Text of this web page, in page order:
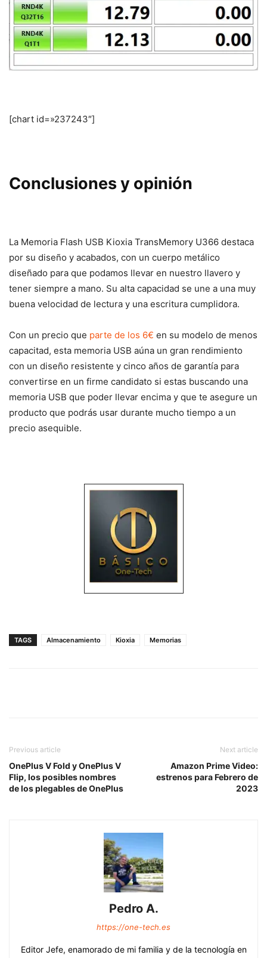
[chart id=»237243″]
Conclusiones y opinión
La Memoria Flash USB Kioxia TransMemory U366 destaca
por su diseño y acabados, con un cuerpo metálico
diseñado para que podamos llevar en nuestro llavero y
tener siempre a mano. Su alta capacidad se une a una muy
buena velocidad de lectura y una escritura cumplidora.
Con un precio que parte de los 6€ en su modelo de menos
capacitad, esta memoria USB aúna un gran rendimiento
con un diseño resistente y cinco años de garantía para
convertirse en un firme candidato si estas buscando una
memoria USB que poder llevar encima y que te asegure un
producto que podrás usar durante mucho tiempo a un
precio asequible.
TAGS Almacenamiento Kioxia Memorias
Previous article
OnePlus V Fold y OnePlus V
Flip, los posibles nombres
de los plegables de OnePlus
Next article
Amazon Prime Video:
estrenos para Febrero de
2023
Pedro A.
https://one-tech.es
Editor Jefe, enamorado de mi familia y de la tecnología en